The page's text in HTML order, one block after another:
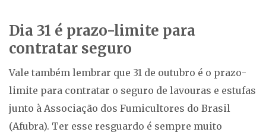
Dia 31 é prazo-limite para
contratar seguro
Vale também lembrar que 31 de outubro é o prazo-
limite para contratar o seguro de lavouras e estufas
junto à Associação dos Fumicultores do Brasil
(Afubra). Ter esse resguardo é sempre muito